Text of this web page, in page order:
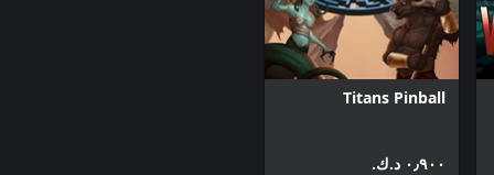
Titans Pinball
٠٫٩٠٠ د.ك.‏